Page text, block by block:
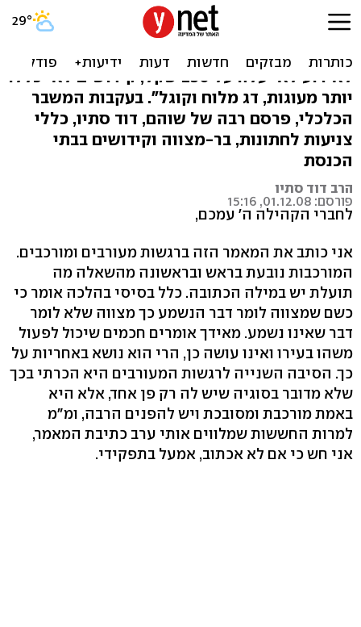
תקנות הצניעות של שוהם
"מחיר מנה לא יעלה על 125 שקל; מחיר מתנה
לאירוע לא יעלה על 250 שקל; קידושים לא יכללו
יותר מעוגות, דג מלוח וקוגל". בעקבות המשבר
הכלכלי, פרסם רבה של שוהם, דוד סתיו, כללי
צניעות לחתונות, בר-מצווה וקידושים בבתי
הכנסת
הרב דוד סתיו
פורסם: 01.12.08, 15:16
לחברי הקהילה ה' עמכם,
אני כותב את המאמר הזה ברגשות מעורבים ומורכבים.
המורכבות נובעת בראש ובראשונה מהשאלה מה
תועלת יש במילה הכתובה. כלל בסיסי בהלכה אומר כי
כשם שמצווה לומר דבר הנשמע כך מצווה שלא לומר
דבר שאינו נשמע. מאידך אומרים חכמים שיכול לפעול
משהו בעירו ואינו עושה כן, הרי הוא נושא באחריות על
כך. הסיבה השנייה לרגשות המעורבים היא הכרתי בכך
שלא מדובר בסוגיה שיש לה רק פן אחד, אלא היא
באמת מורכבת ומסובכת ויש להפנים הרבה, ומ"מ
למרות החששות שמלווים אותי ערב כתיבת המאמר,
אני חש כי אם לא אכתוב, אמעל בתפקידי.